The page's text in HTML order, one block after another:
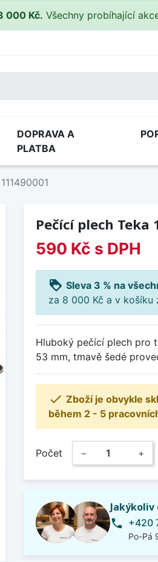
000 Kč. Všechny probíhající
DOPRAVA A
PLATBA
Pečící plech Teka
590 Kč s DPH
loyalty Sleva 3 % na
za 8 000 Kč a v košíku
Hluboký pečící plech pro
53 mm, tmavě šedé
 Zboží je obvykle
během 2 - 5
Počet − +
Jakýkoliv
phone +420
Po-Pá